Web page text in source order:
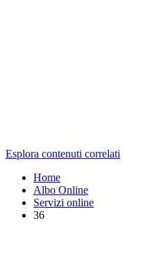
Esplora contenuti correlati
Home
Albo Online
Servizi online
36